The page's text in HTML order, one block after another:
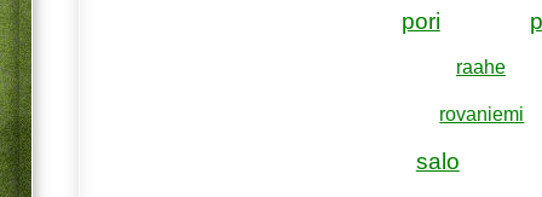
pori
raahe
rovaniemi
salo